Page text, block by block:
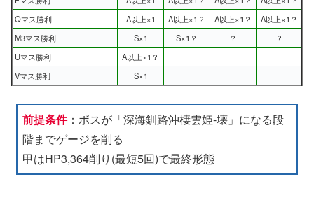
Qマス勝利
A以上×1 A以上×1？ A以上×1？
A以上×1？
M3マス勝利
S×1 S×1？ ？
？
Uマス勝利
A以上×1？
Vマス勝利
S×1
前提条件：ボスが「深海釧路沖棲雲姫-壊」になる段
階までゲージを削る
甲はHP3,364削り(最短5回)で最終形態